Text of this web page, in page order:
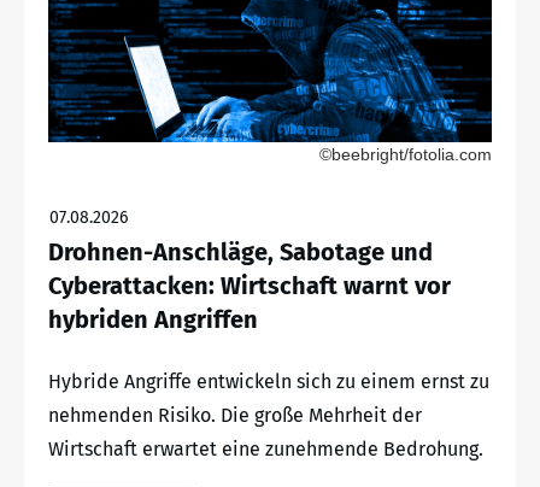
©beebright/fotolia.com
07.08.2026
Drohnen-Anschläge, Sabotage und
Cyberattacken: Wirtschaft warnt vor
hybriden Angriffen
Hybride Angriffe entwickeln sich zu einem ernst zu
nehmenden Risiko. Die große Mehrheit der
Wirtschaft erwartet eine zunehmende Bedrohung.